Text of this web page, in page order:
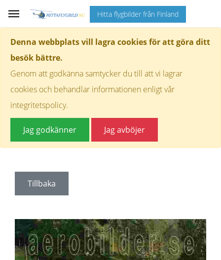
Denna webbplats vill lagra cookies för att göra ditt
besök bättre.
Genom att godkänna samtycker du till att vi lagrar
cookies och behandlar informationen enligt vår
integritetspolicy.
Jag godkänner Jag avböjer
Hitta flygbilder från Finland
Tillbaka